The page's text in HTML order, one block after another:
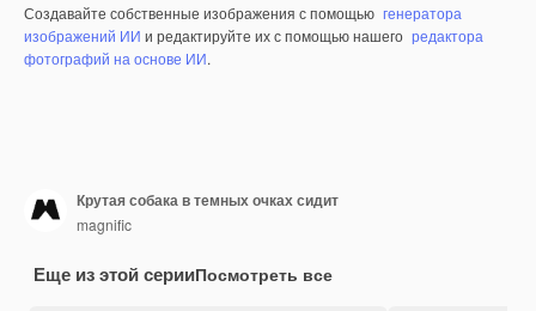
Создавайте собственные изображения с помощью генератора
изображений ИИ и редактируйте их с помощью нашего редактора
фотографий на основе ИИ.
Крутая собака в темных очках сидит
magnific
Еще из этой серииПосмотреть все